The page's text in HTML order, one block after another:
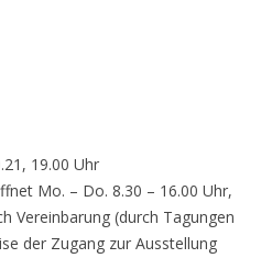
19.00 Uhr
Mo. – Do. 8.30 – 16.00 Uhr,
Vereinbarung (durch Tagungen
der Zugang zur Ausstellung